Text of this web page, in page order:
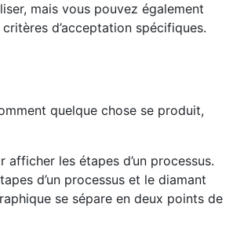
mais vous pouvez également
d’acceptation spécifiques.
quelque chose se produit,
les étapes d’un processus.
d’un processus et le diamant
se sépare en deux points de